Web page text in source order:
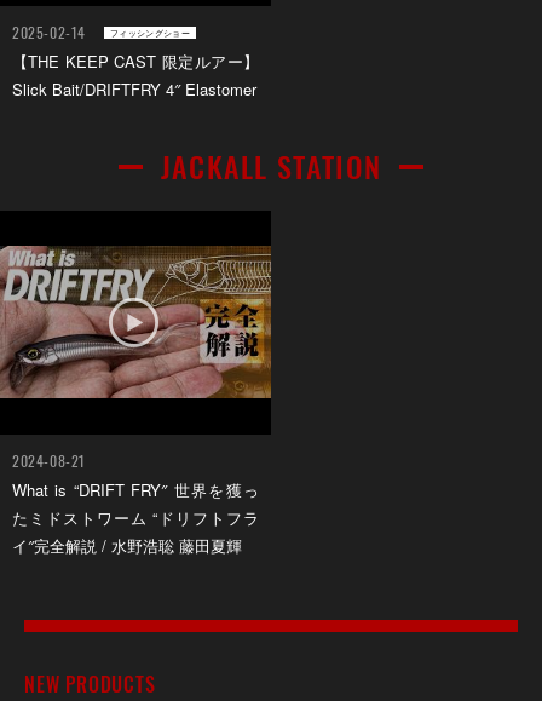
2025-02-14 フィッシングショー
【THE KEEP CAST 限定ルアー】
Slick Bait/DRIFTFRY 4″ Elastomer
JACKALL STATION
2024-08-21
What is “DRIFT FRY″ 世界を獲っ
たミドストワーム “ドリフトフラ
イ″完全解説 / 水野浩聡 藤田夏輝
NEW PRODUCTS